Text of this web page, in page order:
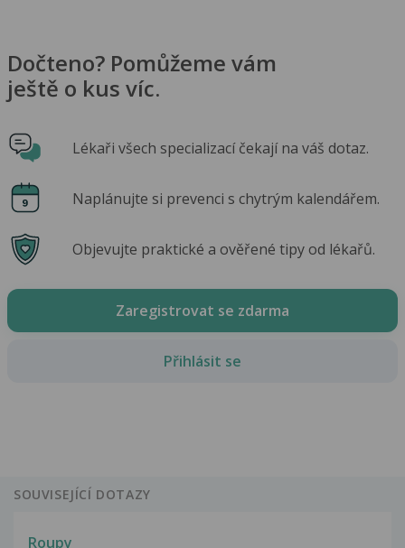
Dočteno? Pomůžeme vám
ještě o kus víc.
Lékaři všech specializací čekají na váš dotaz.
Naplánujte si prevenci s chytrým kalendářem.
Objevujte praktické a ověřené tipy od lékařů.
Zaregistrovat se zdarma
Přihlásit se
SOUVISEJÍCÍ DOTAZY
Roupy